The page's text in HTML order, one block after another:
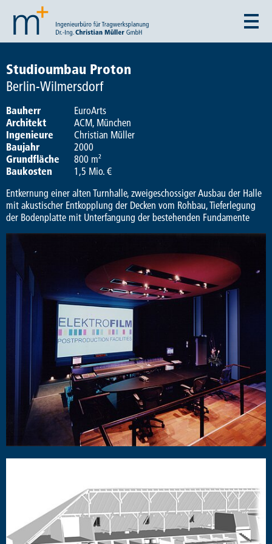
Studioumbau Proton
Berlin-Wilmersdorf
Bauherr EuroArts
Architekt ACM, München
Ingenieure Christian Müller
Baujahr 2000
Grundfläche 800 m²
Baukosten
1,5 Mio. €
Entkernung einer alten Turnhalle, zweigeschossiger Ausbau der Halle
mit akustischer Entkopplung der Decken vom Rohbau, Tieferlegung
der Bodenplatte mit Unterfangung der bestehenden Fundamente